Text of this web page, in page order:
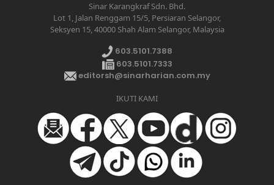
Sinar Karangkraf Sdn. Bhd.
Lot 1, Jalan Renggam 15/5, Persiaran Selangor,
Seksyen 15, 40000 Shah Alam Selangor, Malaysia
603.5101.7388
603.5101.7333
editorsh@sinarharian.com.my
IKUTI KAMI